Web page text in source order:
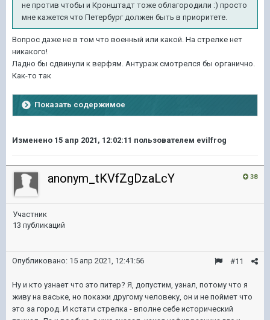
не против чтобы и Кронштадт тоже облагородили :) просто
мне кажется что Петербург должен быть в приоритете.
Вопрос даже не в том что военный или какой. На стрелке нет
никакого!
Ладно бы сдвинули к верфям. Антураж смотрелся бы органично.
Как-то так
Показать содержимое
Изменено 15 апр 2021, 12:02:11 пользователем evilfrog
38
anonym_tKVfZgDzaLcY
Участник
13 публикаций
#11
Опубликовано: 15 апр 2021, 12:41:56
Ну и кто узнает что это питер? Я, допустим, узнал, потому что я
живу на ваське, но покажи другому человеку, он и не поймет что
это за город. И кстати стрелка - вполне себе исторический